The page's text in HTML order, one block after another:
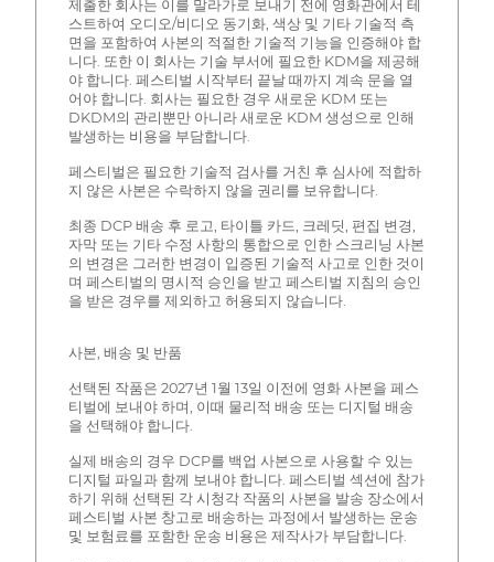
제출한 회사는 이를 말라가로 보내기 전에 영화관에서 테
스트하여 오디오/비디오 동기화, 색상 및 기타 기술적 측
면을 포함하여 사본의 적절한 기술적 기능을 인증해야 합
니다. 또한 이 회사는 기술 부서에 필요한 KDM을 제공해
야 합니다. 페스티벌 시작부터 끝날 때까지 계속 문을 열
어야 합니다. 회사는 필요한 경우 새로운 KDM 또는
DKDM의 관리뿐만 아니라 새로운 KDM 생성으로 인해
발생하는 비용을 부담합니다.
페스티벌은 필요한 기술적 검사를 거친 후 심사에 적합하
지 않은 사본은 수락하지 않을 권리를 보유합니다.
최종 DCP 배송 후 로고, 타이틀 카드, 크레딧, 편집 변경,
자막 또는 기타 수정 사항의 통합으로 인한 스크리닝 사본
의 변경은 그러한 변경이 입증된 기술적 사고로 인한 것이
며 페스티벌의 명시적 승인을 받고 페스티벌 지침의 승인
을 받은 경우를 제외하고 허용되지 않습니다.
사본, 배송 및 반품
선택된 작품은 2027년 1월 13일 이전에 영화 사본을 페스
티벌에 보내야 하며, 이때 물리적 배송 또는 디지털 배송
을 선택해야 합니다.
실제 배송의 경우 DCP를 백업 사본으로 사용할 수 있는
디지털 파일과 함께 보내야 합니다. 페스티벌 섹션에 참가
하기 위해 선택된 각 시청각 작품의 사본을 발송 장소에서
페스티벌 사본 창고로 배송하는 과정에서 발생하는 운송
및 보험료를 포함한 운송 비용은 제작사가 부담합니다.